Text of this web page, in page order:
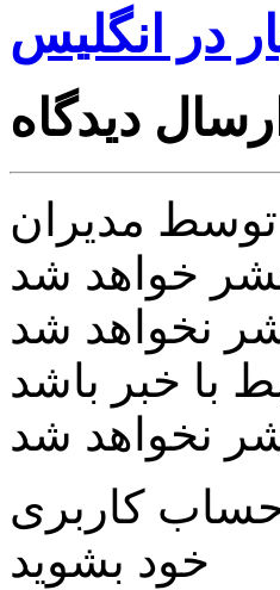
در انگلیس
ارسال دیدگاه
مدیران
با خبر باشد
نخواهد شد
حساب كاربری
خود بشويد